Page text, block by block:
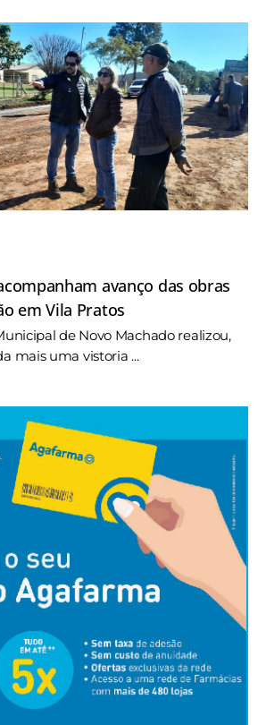
avanço das obras
em Vila Pratos
de Novo Machado realizou,
mais uma vistoria ...